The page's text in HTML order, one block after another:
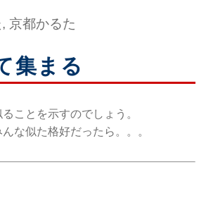
京都かるた
集まる
ことを示すのでしょう。
な似た格好だったら。。。